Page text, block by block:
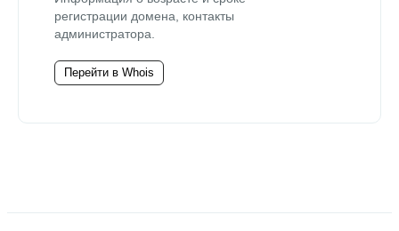
регистрации домена, контакты
администратора.
Перейти в Whois